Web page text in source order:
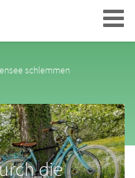
Navigation
schlemmen
die